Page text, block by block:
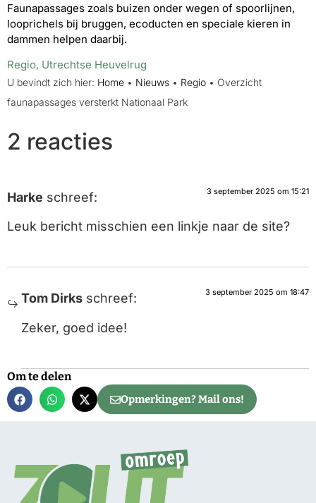
Faunapassages zoals buizen onder wegen of spoorlijnen,
looprichels bij bruggen, ecoducten en speciale kieren in
dammen helpen daarbij.
Regio, Utrechtse Heuvelrug
U bevindt zich hier: Home • Nieuws • Regio • Overzicht
faunapassages versterkt Nationaal Park
2 reacties
Harke schreef: 3 september 2025 om 15:21
Leuk bericht misschien een linkje naar de site?
Tom Dirks schreef: 3 september 2025 om 18:47
Zeker, goed idee!
Om te delen
Opmerkingen? Mail ons!